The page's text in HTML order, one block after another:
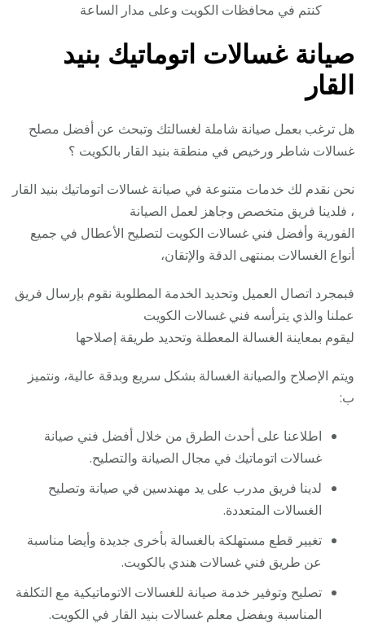
كنتم في محافظات الكويت وعلى مدار الساعة
صيانة غسالات اتوماتيك بنيد
القار
هل ترغب بعمل صيانة شاملة لغسالتك وتبحث عن أفضل مصلح
غسالات شاطر ورخيص في منطقة بنيد القار بالكويت ؟
نحن نقدم لك خدمات متنوعة في صيانة غسالات اتوماتيك بنيد القار
، فلدينا فريق متخصص وجاهز لعمل الصيانة
الفورية وأفضل فني غسالات الكويت لتصليح الأعطال في جميع
أنواع الغسالات بمنتهى الدقة والإتقان،
فبمجرد اتصال العميل وتحديد الخدمة المطلوبة نقوم بإرسال فريق
عملنا والذي يترأسه فني غسالات الكويت
ليقوم بمعاينة الغسالة المعطلة وتحديد طريقة إصلاحها
ويتم الإصلاح والصيانة الغسالة بشكل سريع وبدقة عالية، ونتميز
ب:
اطلاعنا على أحدث الطرق من خلال أفضل فني صيانة
غسالات اتوماتيك في مجال الصيانة والتصليح.
لدينا فريق مدرب على يد مهندسين في صيانة وتصليح
الغسالات المتعددة.
تغيير قطع مستهلكة بالغسالة بأخرى جديدة وأيضا مناسبة
عن طريق فني غسالات هندي بالكويت.
تصليح وتوفير خدمة صيانة للغسالات الاتوماتيكية مع التكلفة
المناسبة وبفضل معلم غسالات بنيد القار في الكويت.